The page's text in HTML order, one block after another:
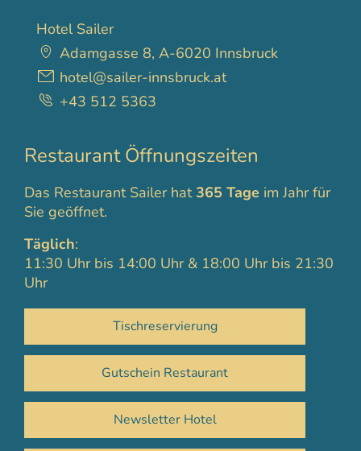
Hotel Sailer
Adamgasse 8, A-6020 Innsbruck
hotel@sailer-innsbruck.at
+43 512 5363
Restaurant Öffnungszeiten
Das Restaurant Sailer hat365 Tage im Jahr für
Sie geöffnet.
Täglich:
11:30 Uhr bis 14:00 Uhr & 18:00 Uhr bis 21:30
Uhr
Tischreservierung
Gutschein Restaurant
Newsletter Hotel